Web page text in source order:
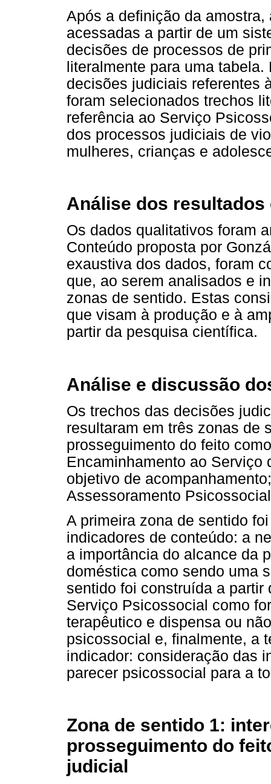
Após a definição da
acessadas a partir de um
decisões de processos de
literalmente para uma
decisões judiciais referentes
foram selecionados trechos
referência ao Serviço
dos processos judiciais de
mulheres, crianças e
Análise dos
Os dados qualitativos foram
Conteúdo proposta por
exaustiva dos dados, foram
que, ao serem analisados e
zonas de sentido. Estas
que visam à produção e à
partir da pesquisa científica.
Análise e discussão
Os trechos das decisões
resultaram em três zonas de
prosseguimento do feito
Encaminhamento ao
objetivo de
Assessoramento
A primeira zona de sentido
indicadores de conteúdo: a
a importância do alcance da
doméstica como sendo uma
sentido foi construída a
Serviço Psicossocial como
terapêutico e dispensa ou
psicossocial e, finalmente, a
indicador: consideração das
parecer psicossocial para a
Zona de sentido 1:
prosseguimento do
judicial